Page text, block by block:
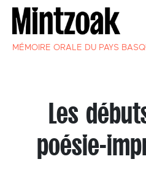
MÉMOIRE ORALE DU PAYS
Les
poésie-